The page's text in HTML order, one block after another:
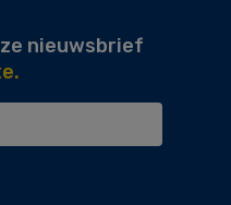
nieuwsbrief